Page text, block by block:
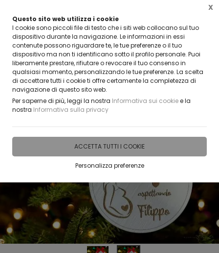
Questo sito web utilizza i cookie
I cookie sono piccoli file di testo che i siti web collocano sul tuo
dispositivo durante la navigazione. Le informazioni in essi
contenute possono riguardare te, le tue preferenze o il tuo
dispositivo ma non ti identificano sotto il profilo personale. Puoi
liberamente prestare, rifiutare o revocare il tuo consenso in
qualsiasi momento, personalizzando le tue preferenze. La scelta
di accettare tutti i cookie ti offre certamente la completezza di
navigazione di questo sito web.
Per saperne di più, leggi la nostra Informativa sui cookiee la
nostra Informativa sulla privacy
ACCETTA TUTTI I COOKIE
Personalizza preferenze
X
CLICCA E SCOPRI I COUPON ATTIVI ADESSO
Home IDEE E REGALI PERSONALIZZABILI PRODOTTI SUDDIVISI PER EVENTI E